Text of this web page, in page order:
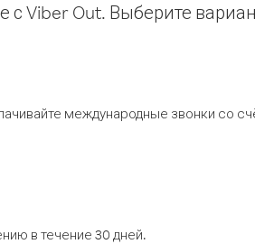
Viber Out. Выберите
международные звонки со
в течение 30 дней.